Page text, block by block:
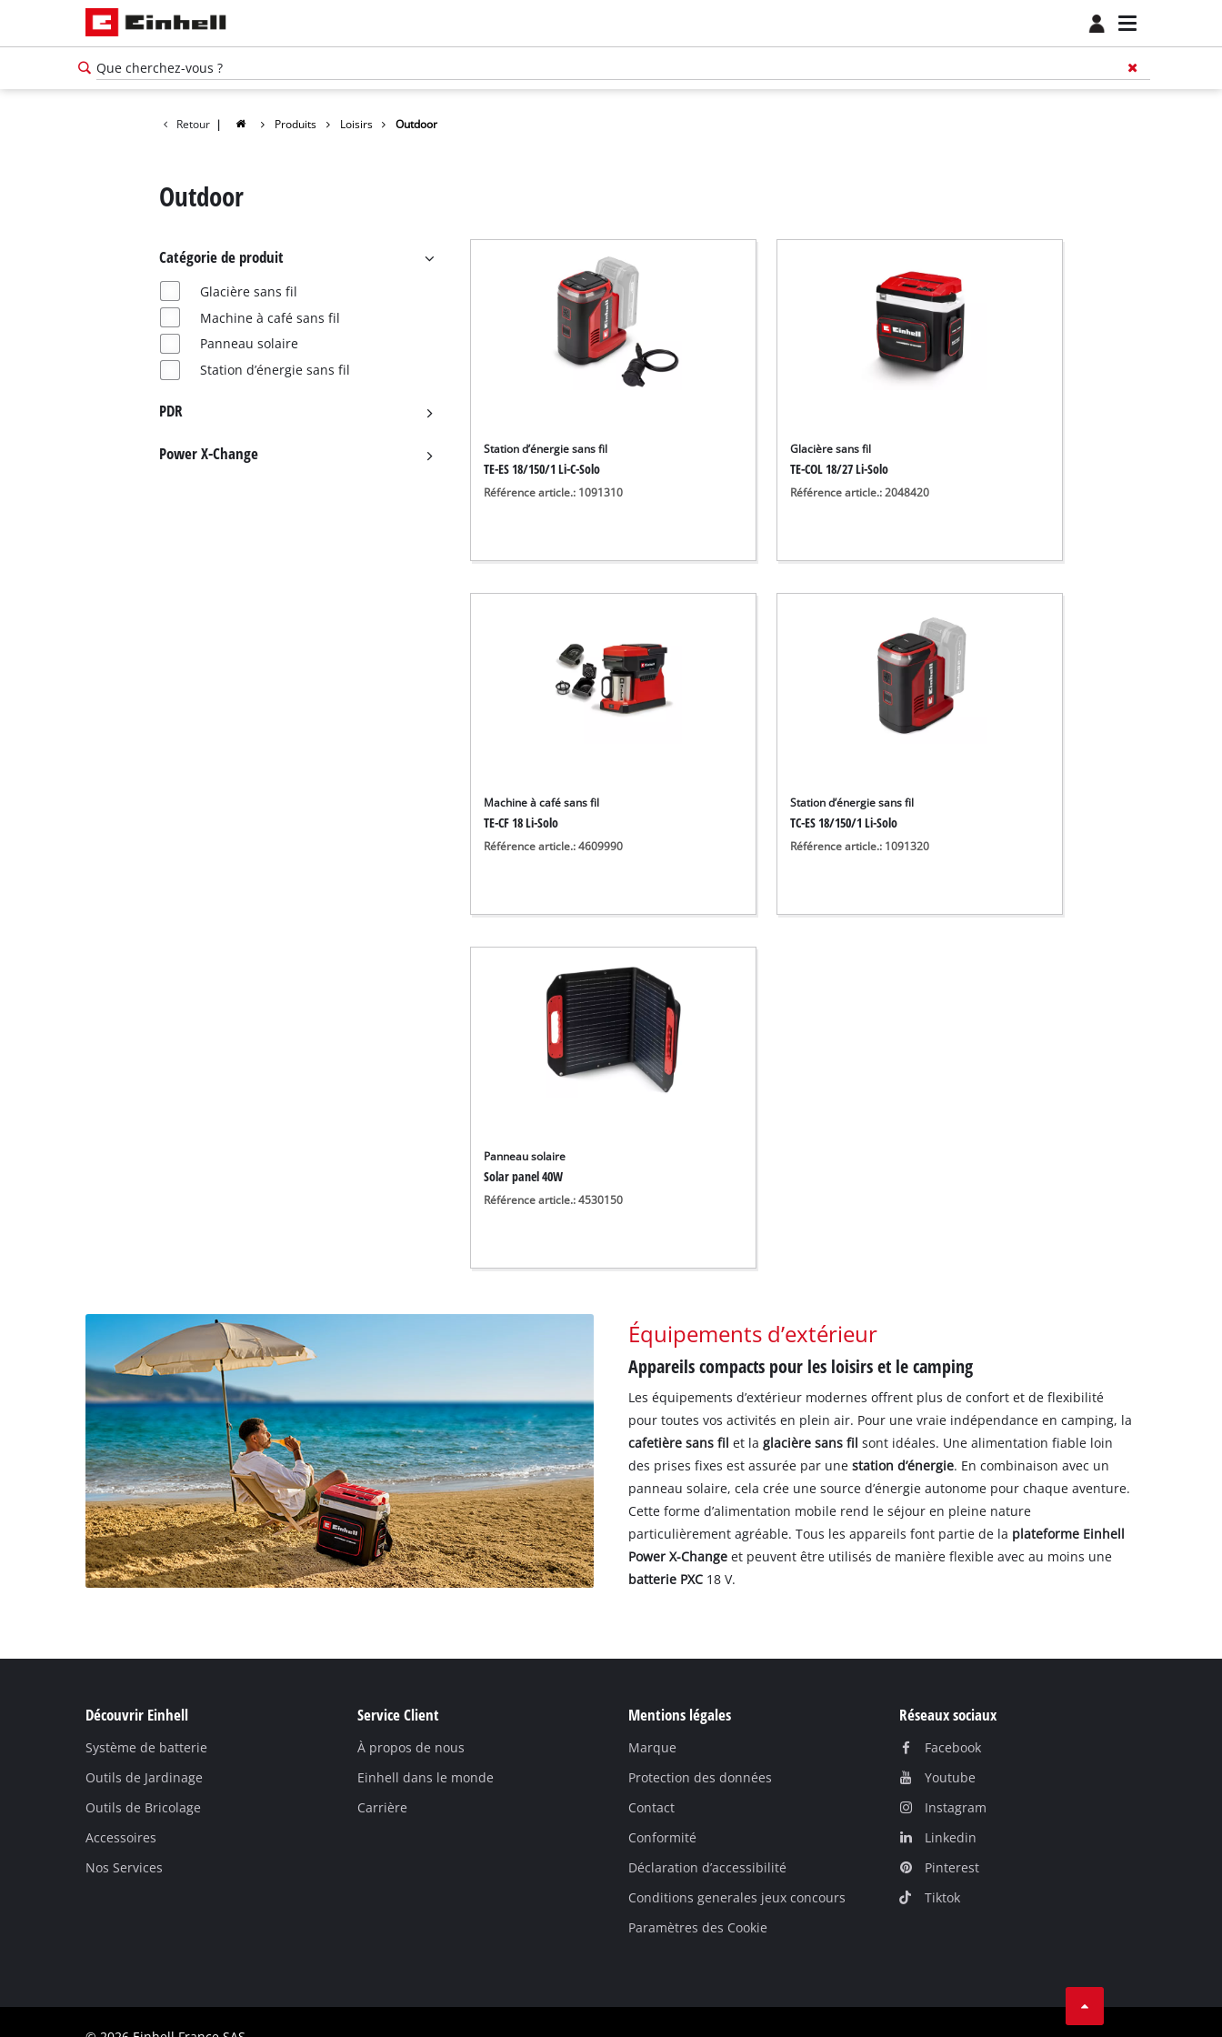
Retour | Produits Loisirs Outdoor
Outdoor
Catégorie de produit
Glacière sans fil
Machine à café sans fil
Panneau solaire
Station d’énergie sans fil
PDR
Power X-Change Station d’énergie sans fil
TE-ES 18/150/1 Li-C-Solo
Référence article.: 1091310
Glacière sans fil
TE-COL 18/27 Li-Solo
Référence article.: 2048420
Machine à café sans fil
TE-CF 18 Li-Solo
Référence article.: 4609990
Station d’énergie sans fil
TC-ES 18/150/1 Li-Solo
Référence article.: 1091320
Panneau solaire
Solar panel 40W
Référence article.: 4530150
Équipements d’extérieur
Appareils compacts pour les loisirs et le camping
Les équipements d’extérieur modernes offrent plus de confort et de flexibilité
pour toutes vos activités en plein air. Pour une vraie indépendance en camping, la
cafetière sans fil et la glacière sans fil sont idéales. Une alimentation fiable loin
des prises fixes est assurée par une station d’énergie. En combinaison avec un
panneau solaire, cela crée une source d’énergie autonome pour chaque aventure.
Cette forme d’alimentation mobile rend le séjour en pleine nature
particulièrement agréable. Tous les appareils font partie de la plateforme Einhell
Power X-Change et peuvent être utilisés de manière flexible avec au moins une
batterie PXC 18 V.
Découvrir Einhell
Système de batterie
Outils de Jardinage
Outils de Bricolage
Accessoires
Nos Services
Service Client
À propos de nous
Einhell dans le monde
Carrière
Mentions légales
Marque
Protection des données
Contact
Conformité
Déclaration d’accessibilité
Conditions generales jeux concours
Paramètres des Cookie
Réseaux sociaux
Facebook
Youtube
Instagram
Linkedin
Pinterest
Tiktok